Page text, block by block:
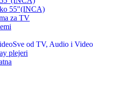
55"(INCA)
za TV
Sve od TV, Audio i Video
plejeri